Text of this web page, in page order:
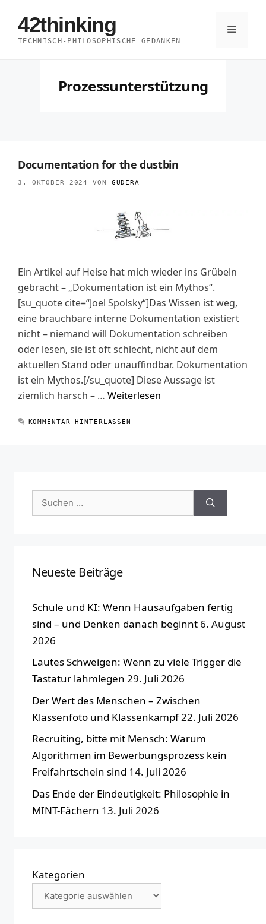
Inhalt
springen
42thinking
TECHNISCH-PHILOSOPHISCHE GEDANKEN
Menü
Prozessunterstützung
Documentation for the dustbin
3. OKTOBER 2024 VON GUDERA
Ein Artikel auf Heise hat mich wieder ins Grübeln
gebracht – „Dokumentation ist ein Mythos“.
[su_quote cite=“Joel Spolsky“]Das Wissen ist weg,
eine brauchbare interne Dokumentation existiert
nicht – niemand will Dokumentation schreiben
oder lesen, sie ist oft schlecht, nicht auf dem
aktuellen Stand oder unauffindbar. Dokumentation
ist ein Mythos.[/su_quote] Diese Aussage ist
ziemlich harsch – … Weiterlesen
KOMMENTAR HINTERLASSEN
Suchen
nach:
Neueste Beiträge
Schule und KI: Wenn Hausaufgaben fertig
sind – und Denken danach beginnt 6. August
2026
Lautes Schweigen: Wenn zu viele Trigger die
Tastatur lahmlegen 29. Juli 2026
Der Wert des Menschen – Zwischen
Klassenfoto und Klassenkampf22. Juli 2026
Recruiting, bitte mit Mensch: Warum
Algorithmen im Bewerbungsprozess kein
Freifahrtschein sind 14. Juli 2026
Das Ende der Eindeutigkeit: Philosophie in
MINT-Fächern 13. Juli 2026
Kategorien